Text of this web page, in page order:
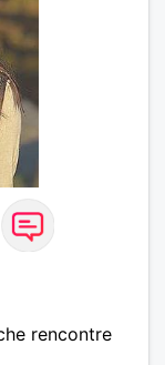
rencontre